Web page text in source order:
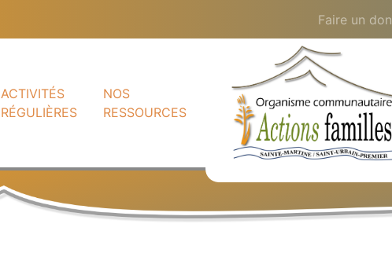
Faire un don
ACTIVITÉS
RÉGULIÈRES
NOS
RESSOURCES